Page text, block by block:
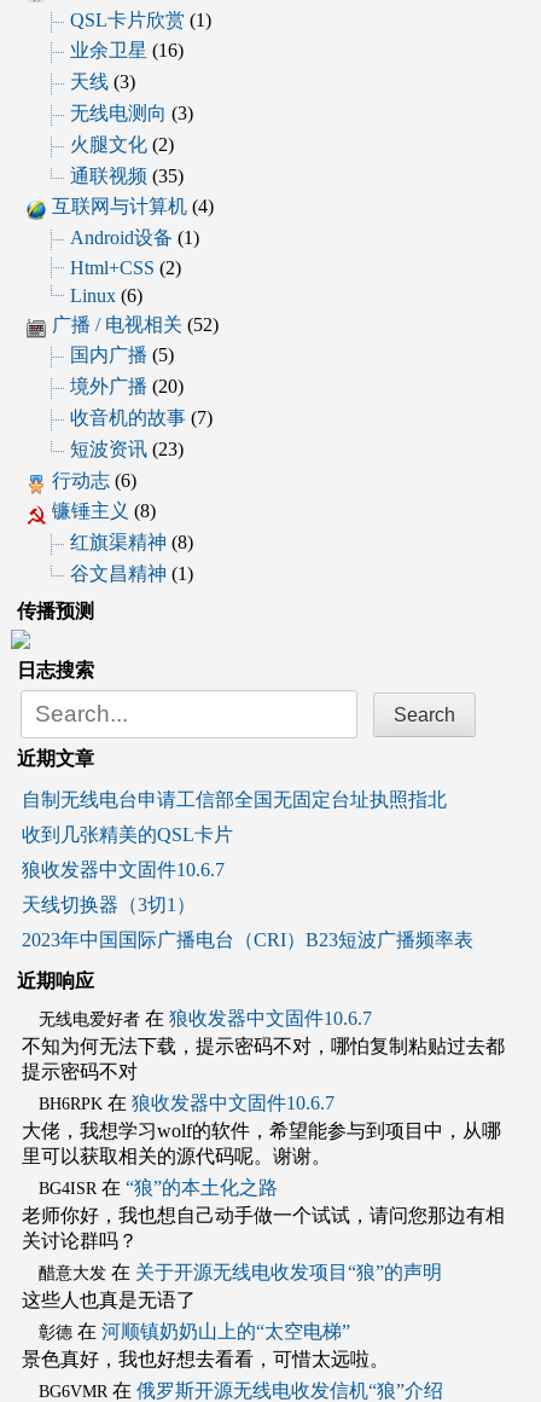
QSL卡片欣赏 (1)
业余卫星 (16)
天线(3)
无线电测向 (3)
火腿文化(2)
通联视频 (35)
互联网与计算机(4)
Android设备 (1)
Html+CSS (2)
Linux(6)
广播 / 电视相关 (52)
国内广播 (5)
境外广播 (20)
收音机的故事(7)
短波资讯(23)
行动志(6)
镰锤主义 (8)
红旗渠精神 (8)
谷文昌精神 (1)
传播预测
日志搜索
Search
近期文章
自制无线电台申请工信部全国无固定台址执照指北
收到几张精美的QSL卡片
狼收发器中文固件10.6.7
天线切换器（3切1）
2023年中国国际广播电台（CRI）B23短波广播频率表
近期响应
无线电爱好者在 狼收发器中文固件10.6.7
不知为何无法下载，提示密码不对，哪怕复制粘贴过去都
提示密码不对
BH6RPK 在 狼收发器中文固件10.6.7
大佬，我想学习wolf的软件，希望能参与到项目中，从哪
里可以获取相关的源代码呢。谢谢。
BG4ISR 在 “狼”的本土化之路
老师你好，我也想自己动手做一个试试，请问您那边有相
关讨论群吗？
醋意大发在 关于开源无线电收发项目“狼”的声明
这些人也真是无语了
彰德在 河顺镇奶奶山上的“太空电梯”
景色真好，我也好想去看看，可惜太远啦。
BG6VMR 在 俄罗斯开源无线电收发信机“狼”介绍